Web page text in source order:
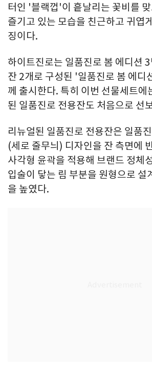
터인 '블랙껍'이 흩날리는 꽃비를
즐기고 있는 모습을 친근하고 귀엽
징이다.
하이트진로는 일품진로 봄 에디션
잔 2개로 구성된 '일품진로 봄 에디
께 출시한다. 특히 이번 선물세트에
된 일품진로 전용잔도 처음으로 선
리뉴얼된 일품진로 전용잔은 일품
(세로 줄무늬) 디자인을 잔 측면에
사각형 윤곽을 적용해 브랜드 정체
입술이 닿는 림 부분을 원형으로 설
을 높였다.